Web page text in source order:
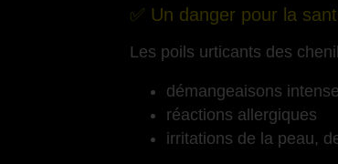
✅ Un danger pour la
Les poils urticants des
démangeaisons
réactions allergiques
irritations de la peau,